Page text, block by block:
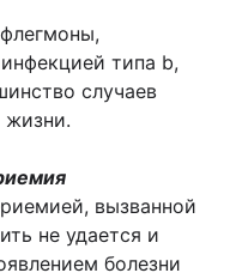
типа b,
случаев
жизни.
вызванной
не удается и
болезни